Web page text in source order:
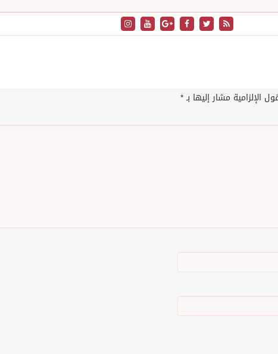
الإلزامية مشار إليها بـ*